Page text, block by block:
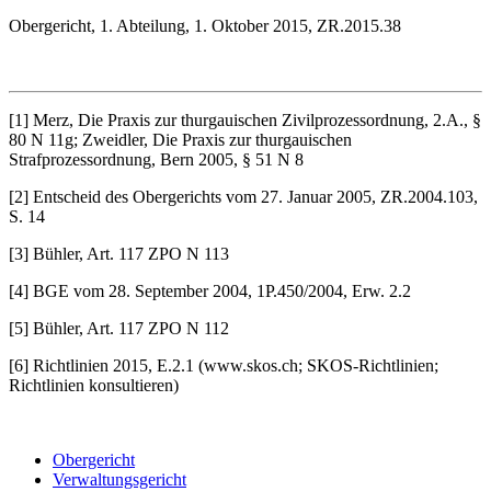
Obergericht, 1. Abteilung, 1. Oktober 2015, ZR.2015.38
[1] Merz, Die Praxis zur thurgauischen Zivilprozessordnung, 2.A., §
80 N 11g; Zweidler, Die Praxis zur thurgauischen
Strafprozessordnung, Bern 2005, § 51 N 8
[2] Entscheid des Obergerichts vom 27. Januar 2005, ZR.2004.103,
S. 14
[3] Bühler, Art. 117 ZPO N 113
[4] BGE vom 28. September 2004, 1P.450/2004, Erw. 2.2
[5] Bühler, Art. 117 ZPO N 112
[6] Richtlinien 2015, E.2.1 (www.skos.ch; SKOS-Richtlinien;
Richtlinien konsultieren)
Obergericht
Verwaltungsgericht